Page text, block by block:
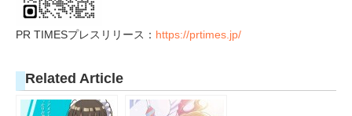
PR TIMESプレスリリース： https://prtimes.jp/
Related Article